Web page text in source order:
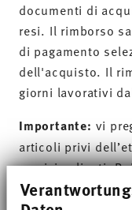
documenti di
resi. Il rimborso
di pagamento
dell'acquisto. Il
giorni lavorativi
Importante: vi
articoli privi
servizio clienti.
gestisce anche